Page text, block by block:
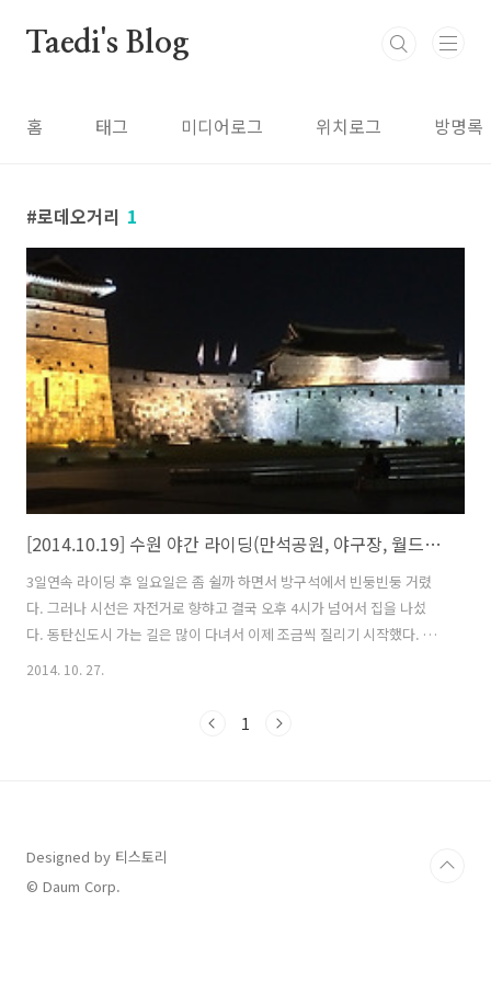
Taedi's Blog
홈 태그 미디어로그 위치로그 방명록
로데오거리 1
[2014.10.19] 수원 야간 라이딩(만석공원, 야구장, 월드컵 경기장, 수원화성)
3일연속 라이딩 후 일요일은 좀 쉴까 하면서 방구석에서 빈둥빈둥 거렸
다. 그러나 시선은 자전거로 향햐고 결국 오후 4시가 넘어서 집을 나섰
다. 동탄신도시 가는 길은 많이 다녀서 이제 조금씩 질리기 시작했다. 동
탄 가기 전 박지성로와 교차하는 곳에서 농로로 빠졌다. 코스를 넣지 않
기를 몇번... 자전거를 타는 재미중 한가지는 가보지 않은 길을 가는 것이
2014. 10. 27.
1
Designed by 티스토리
© Daum Corp.